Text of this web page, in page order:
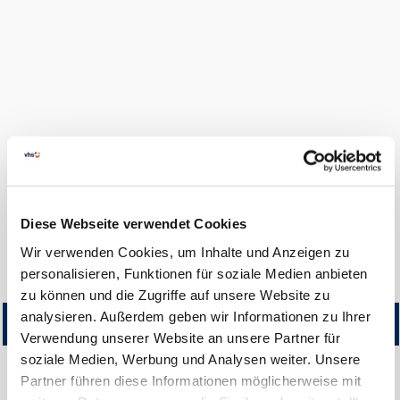
Diese Webseite verwendet Cookies
Wir verwenden Cookies, um Inhalte und Anzeigen zu
personalisieren, Funktionen für soziale Medien anbieten
zu können und die Zugriffe auf unsere Website zu
analysieren. Außerdem geben wir Informationen zu Ihrer
Verwendung unserer Website an unsere Partner für
soziale Medien, Werbung und Analysen weiter. Unsere
Partner führen diese Informationen möglicherweise mit
LOGIN
Hilfe & Kontakt
Startseite Kursangebot
Titel Kursnummer Beginn Teilnehmer Gebühr
Erm.
Gebühr
Status